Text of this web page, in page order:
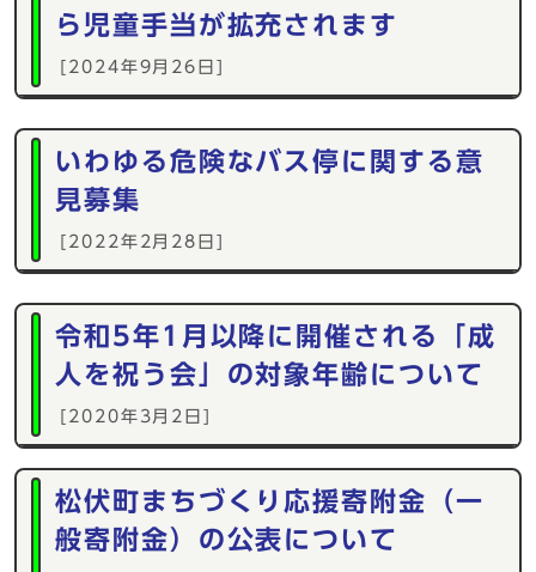
ら児童手当が拡充されます
[2024年9月26日]
いわゆる危険なバス停に関する意
見募集
[2022年2月28日]
令和5年1月以降に開催される「成
人を祝う会」の対象年齢について
[2020年3月2日]
松伏町まちづくり応援寄附金（一
般寄附金）の公表について